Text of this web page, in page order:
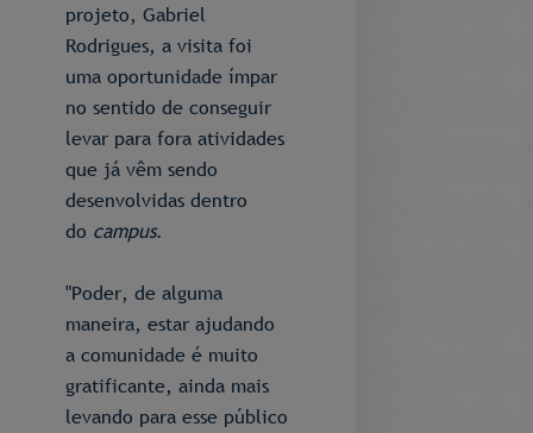
projeto, Gabriel
Rodrigues, a visita foi
uma oportunidade ímpar
no sentido de conseguir
levar para fora atividades
que já vêm sendo
desenvolvidas dentro
do campus.
"Poder, de alguma
maneira, estar ajudando
a comunidade é muito
gratificante, ainda mais
levando para esse público